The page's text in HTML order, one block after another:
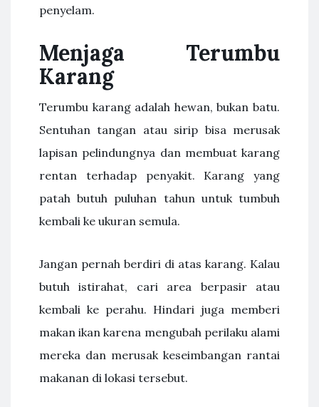
penyelam.
Menjaga Terumbu
Karang
Terumbu karang adalah hewan, bukan batu.
Sentuhan tangan atau sirip bisa merusak
lapisan pelindungnya dan membuat karang
rentan terhadap penyakit. Karang yang
patah butuh puluhan tahun untuk tumbuh
kembali ke ukuran semula.
Jangan pernah berdiri di atas karang. Kalau
butuh istirahat, cari area berpasir atau
kembali ke perahu. Hindari juga memberi
makan ikan karena mengubah perilaku alami
mereka dan merusak keseimbangan rantai
makanan di lokasi tersebut.